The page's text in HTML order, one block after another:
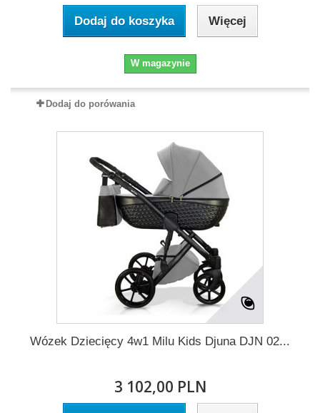
Dodaj do koszyka Więcej
W magazynie
Dodaj do porówania
Wózek Dziecięcy 4w1 Milu Kids Djuna DJN 02...
3 102,00 PLN